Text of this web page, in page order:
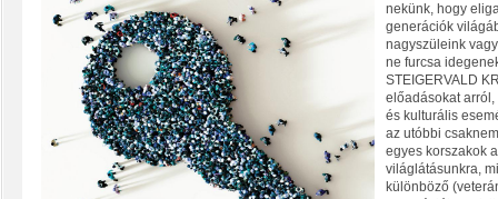
nekünk, hogy
generációk
nagyszüleink
ne furcsa
STEIGERVALD
előadásokat
és kulturális
az utóbbi
egyes korszakok
világlátásunkra,
különböző